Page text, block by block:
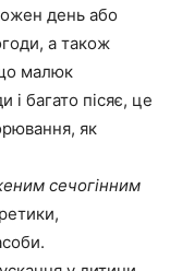
день або
а також
малюк
і багато пісяє, це
як
сечогінним